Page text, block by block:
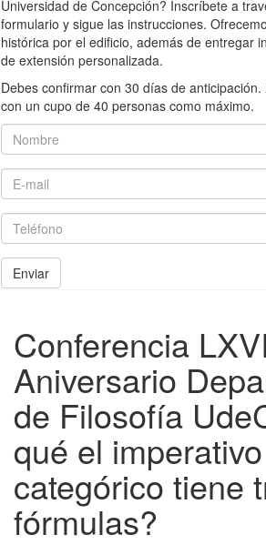
Universidad de Concepción? Inscríbete a
formulario y sigue las instrucciones.
histórica por el edificio, además de entregar
de extensión personalizada.
Debes confirmar con 30 días de
con un cupo de 40 personas como máximo.
Nombre
E-mail
Teléfono
Enviar
Conferencia
Aniversario
de Filosofía
qué el imperativo
categórico tiene
fórmulas?